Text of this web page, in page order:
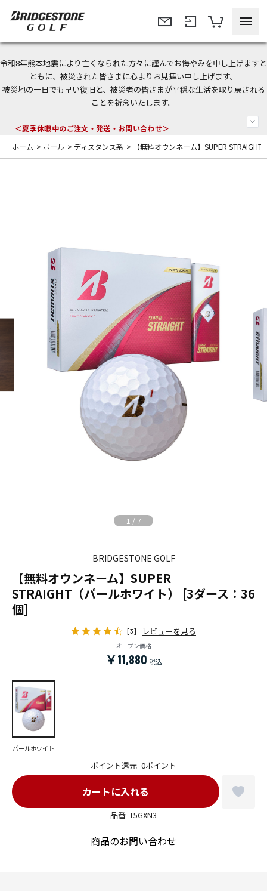
令和8年熊本地震により亡くなられた方々に謹んでお悔やみを申し上げますと
ともに、被災された皆さまに心よりお見舞い申し上げます。
被災地の一日でも早い復旧と、被災者の皆さまが平穏な生活を取り戻される
ことを祈念いたします。
今なら新規会員登録で1,000円OFFクーポンプレゼント！
＜商品配送に関するお知らせ＞
ホーム > ボール > ディスタンス系 > 【無料オウンネーム】SUPER
1 / 7
BRIDGESTONE GOLF
【無料オウンネーム】SUPER
STRAIGHT（パールホワイト） [3ダース：36
個]
[3] レビューを見る
オープン価格
￥11,880
品番 T5GXN3
ポイント還元 0ポイント
パールホワイト
商品のお問い合わせ